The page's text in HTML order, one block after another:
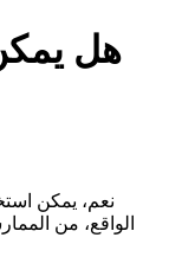
هل
نعم، يمكن
الواقع، من